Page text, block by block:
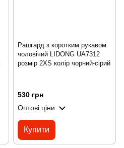
Рашгард з коротким рукавом
чоловічий LIDONG UA7312
розмір 2XS колір чорний-сірий
530 грн
Оптові ціни
Купити